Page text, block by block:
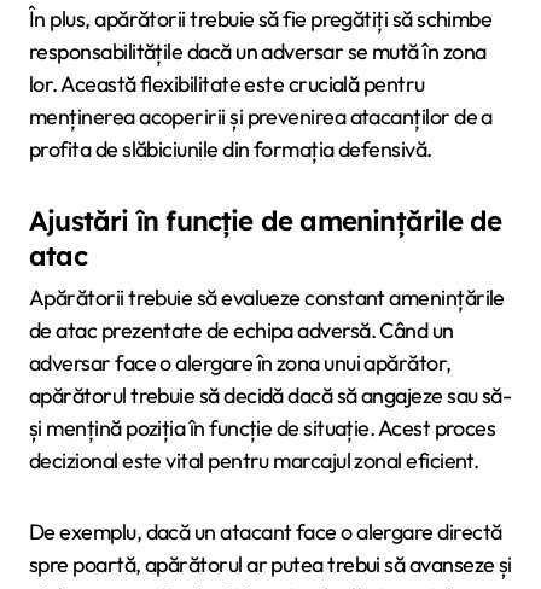
În plus, apărătorii trebuie să fie pregătiți să schimbe
responsabilitățile dacă un adversar se mută în zona
lor. Această flexibilitate este crucială pentru
menținerea acoperirii și prevenirea atacanților de a
profita de slăbiciunile din formația defensivă.
Ajustări în funcție de amenințările de
atac
Apărătorii trebuie să evalueze constant amenințările
de atac prezentate de echipa adversă. Când un
adversar face o alergare în zona unui apărător,
apărătorul trebuie să decidă dacă să angajeze sau să-
și mențină poziția în funcție de situație. Acest proces
decizional este vital pentru marcajul zonal eficient.
De exemplu, dacă un atacant face o alergare directă
spre poartă, apărătorul ar putea trebui să avanseze și